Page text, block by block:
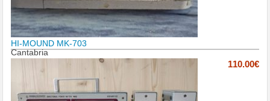
HI-MOUND MK-703
Cantabria
110.00€